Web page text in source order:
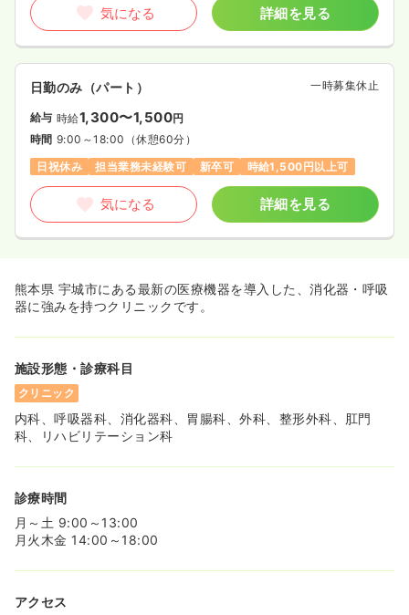
気になる 詳細を見る
日勤のみ（パート） 一時募集休止
給与 時給1,300〜1,500円
時間 9:00～18:00 （休憩60分）
日祝休み
担当業務未経験可 新卒可 時給1,500円以上可
気になる 詳細を見る
熊本県 宇城市にある最新の医療機器を導入した、消化器・呼吸
器に強みを持つクリニックです。
施設形態・診療科目
クリニック
内科、呼吸器科、消化器科、胃腸科、外科、整形外科、肛門
科、リハビリテーション科
診療時間
月～土 9:00～13:00
月火木金 14:00～18:00
アクセス